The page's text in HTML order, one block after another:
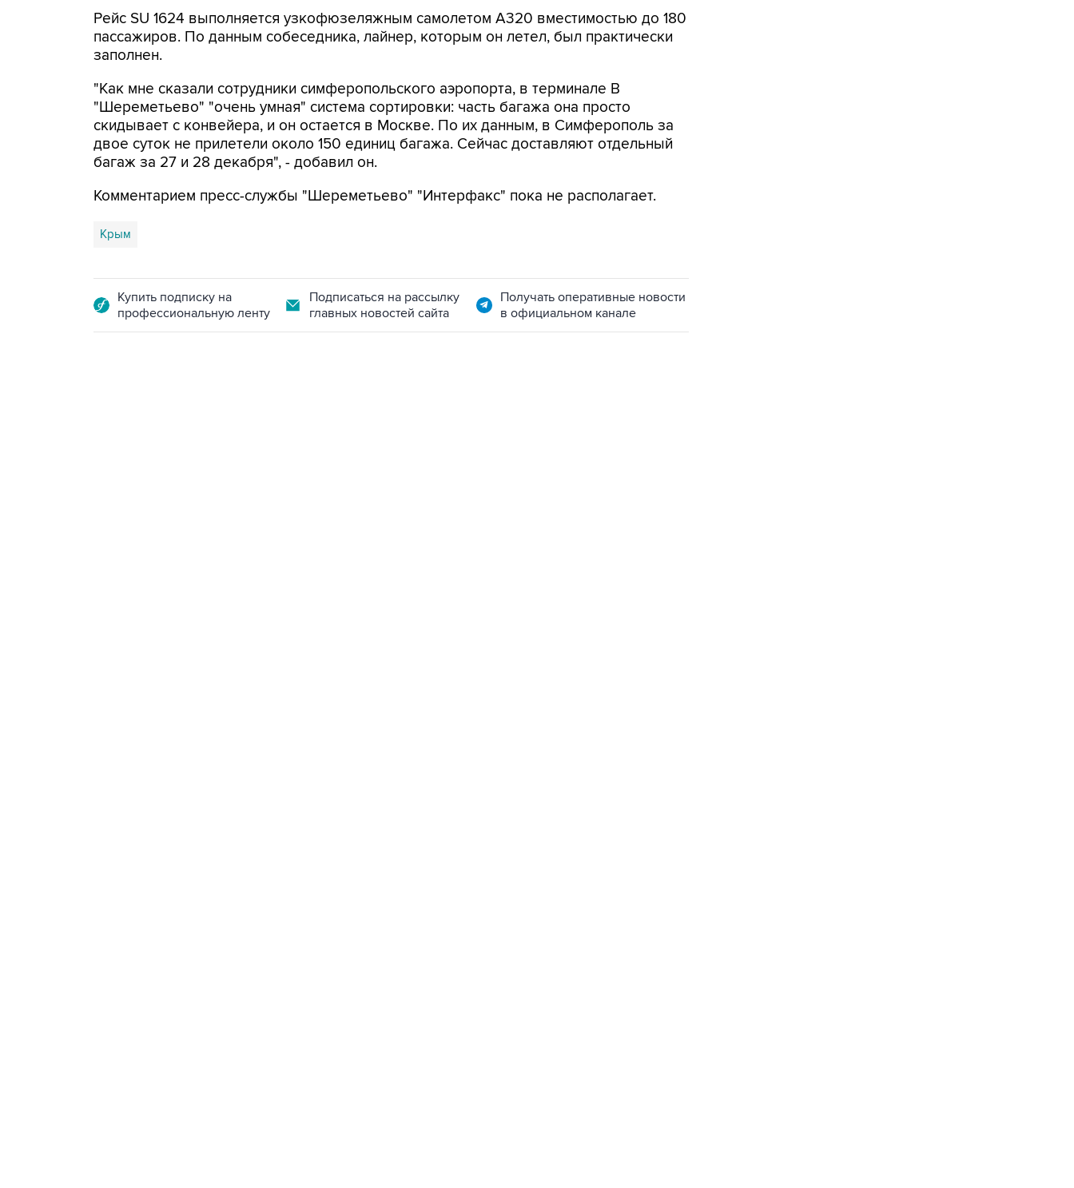
Рейс SU 1624 выполняется узкофюзеляжным самолетом A320 вместимостью до 180
пассажиров. По данным собеседника, лайнер, которым он летел, был практически
заполнен.
"Как мне сказали сотрудники симферопольского аэропорта, в терминале B
"Шереметьево" "очень умная" система сортировки: часть багажа она просто
скидывает с конвейера, и он остается в Москве. По их данным, в Симферополь за
двое суток не прилетели около 150 единиц багажа. Сейчас доставляют отдельный
багаж за 27 и 28 декабря", - добавил он.
Комментарием пресс-службы "Шереметьево" "Интерфакс" пока не располагает.
Крым
Купить подписку на
профессиональную ленту
Подписаться на рассылку
главных новостей сайта
Получать оперативные новости
в официальном канале